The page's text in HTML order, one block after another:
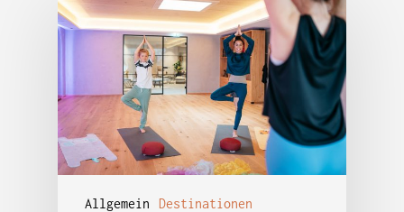
Allgemein Destinationen